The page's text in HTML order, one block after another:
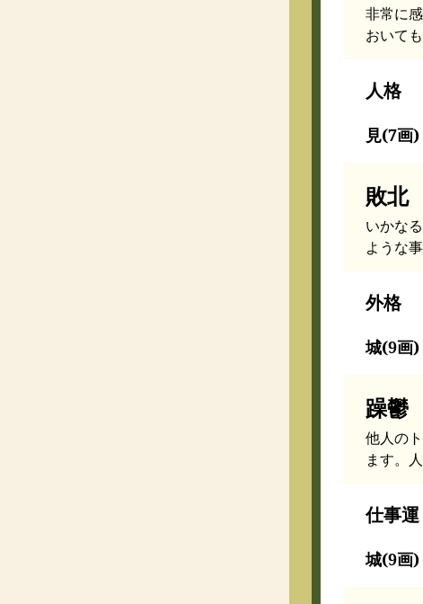
非常に
おいて
人格
見(7画
敗
いかな
ような
外格
城(9画)
躁
他人の
ます。
仕事運
城(9画)